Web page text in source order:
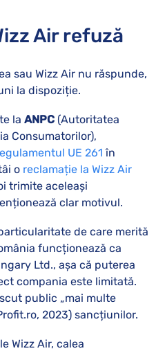
Air refuză
sau Wizz Air nu răspunde,
la dispoziție.
la ANPC (Autoritatea
Consumatorilor),
UE 261 în
o reclamație la Wizz Air
trimite aceleași
clar motivul.
de care merită
funcționează ca
Ltd., așa că puterea
compania este limitată.
public „mai multe
2023) sancțiunilor.
Wizz Air, calea